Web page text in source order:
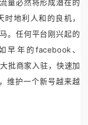
量必然将形成潜在的
地利人和的良机，
。任何平台刚兴起的
年的facebook、
批商家入驻，快速加
维护一个新号越来越